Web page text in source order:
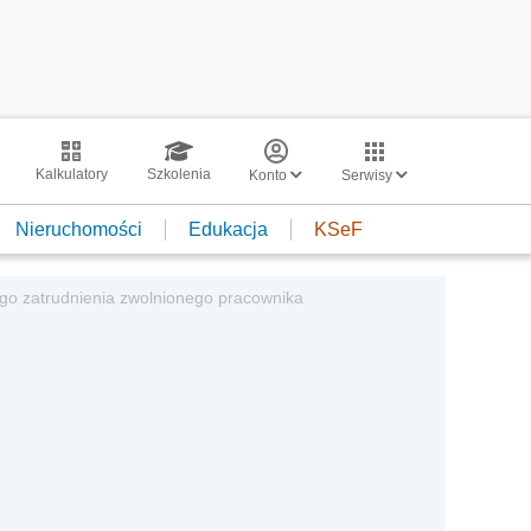
Kalkulatory Szkolenia Konto Serwisy
Nieruchomości Edukacja KSeF
zatrudnienia zwolnionego pracownika